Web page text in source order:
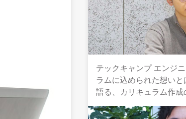
テックキャンプ エンジ
ラムに込められた想い
語る、カリキュラム作成